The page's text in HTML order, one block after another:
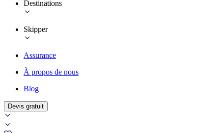
Destinations
Skipper
Assurance
À propos de nous
Blog
Devis gratuit